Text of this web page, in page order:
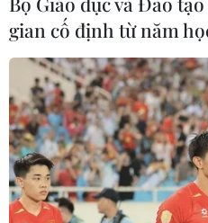
gian cố định từ năm